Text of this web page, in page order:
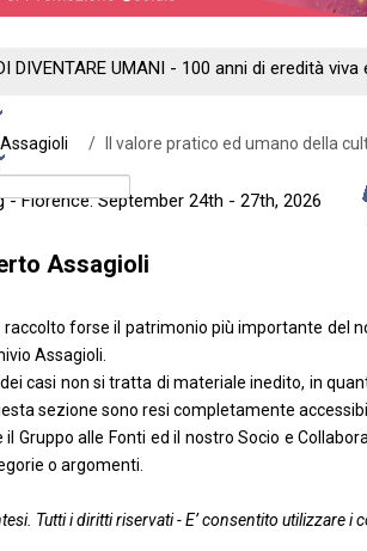
DIVENTARE UMANI - 100 anni di eredità
Florence: September 24th - 27th, 2026
II valore pratico ed umano della
Assagioli
raccolto forse il patrimonio più importante del
Assagioli.
casi non si tratta di materiale inedito, in
sezione sono resi completamente
il Gruppo alle Fonti ed il nostro Socio e
o argomenti.
Tutti i diritti riservati - E’ consentito utilizzare